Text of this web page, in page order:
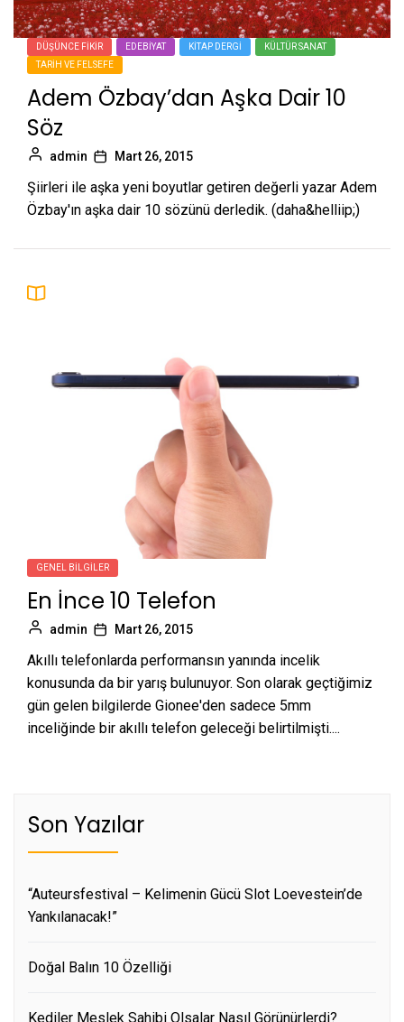
DÜŞÜNCE FIKIR EDEBIYAT KITAP DERGI
KÜLTÜR SANAT
TARIH VE FELSEFE
Adem Özbay’dan Aşka Dair 10
Söz
admin Mart 26, 2015
Şiirleri ile aşka yeni boyutlar getiren değerli yazar Adem
Özbay'ın aşka dair 10 sözünü derledik. (daha&helliip;)
GENEL BILGILER
En İnce 10 Telefon
admin Mart 26, 2015
Akıllı telefonlarda performansın yanında incelik
konusunda da bir yarış bulunuyor. Son olarak geçtiğimiz
gün gelen bilgilerde Gionee'den sadece 5mm
inceliğinde bir akıllı telefon geleceği belirtilmişti....
Son Yazılar
“Auteursfestival – Kelimenin Gücü Slot Loevestein’de
Yankılanacak!”
Doğal Balın 10 Özelliği
Kediler Meslek Sahibi Olsalar Nasıl Görünürlerdi?